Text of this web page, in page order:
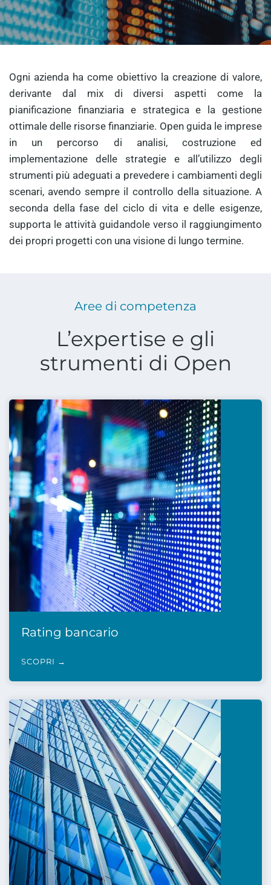
Ogni azienda ha come obiettivo la creazione di valore,
derivante dal mix di diversi aspetti come la
pianificazione finanziaria e strategica e la gestione
ottimale delle risorse finanziarie. Open guida le imprese
in un percorso di analisi, costruzione ed
implementazione delle strategie e all’utilizzo degli
strumenti più adeguati a prevedere i cambiamenti degli
scenari, avendo sempre il controllo della situazione. A
seconda della fase del ciclo di vita e delle esigenze,
supporta le attività guidandole verso il raggiungimento
dei propri progetti con una visione di lungo termine.
Aree di competenza
L’expertise e gli
strumenti di Open
Rating bancario
SCOPRI →